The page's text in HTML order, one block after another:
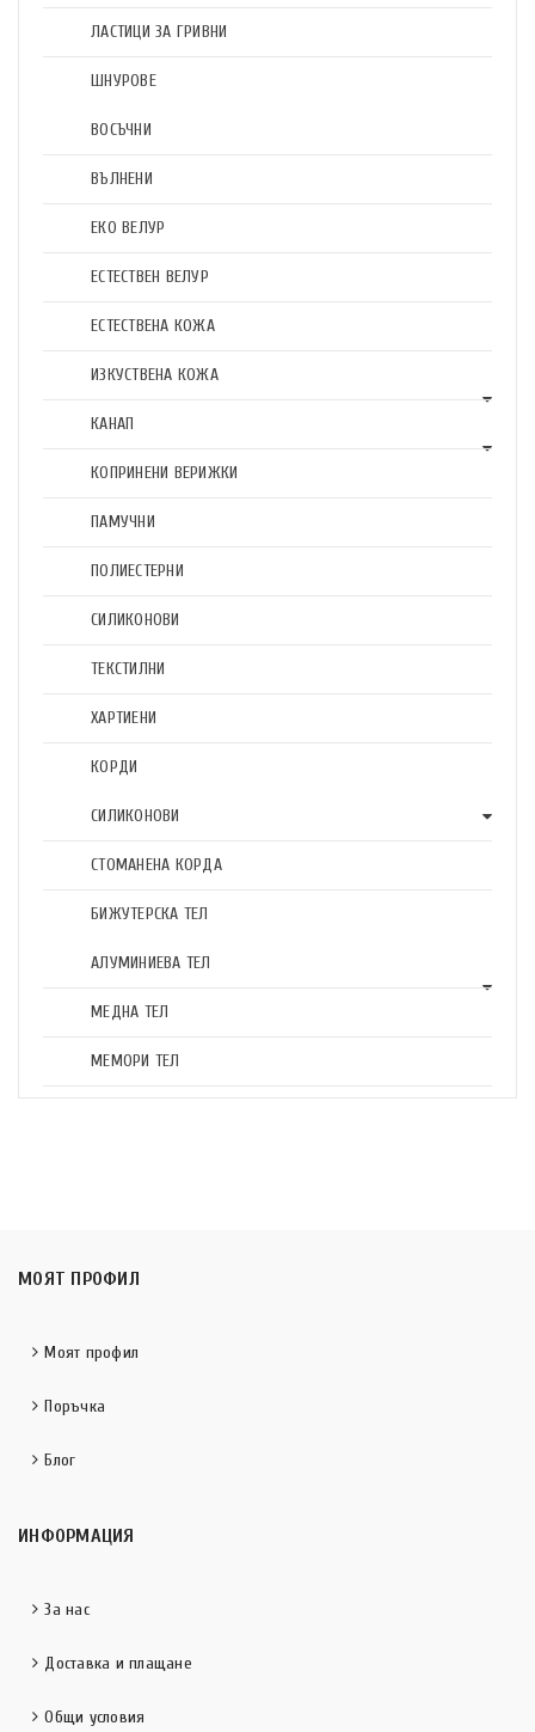
ЛАСТИЦИ ЗА ГРИВНИ
ШНУРОВЕ
ВОСЪЧНИ
ВЪЛНЕНИ
ЕКО ВЕЛУР
ЕСТЕСТВЕН ВЕЛУР
ЕСТЕСТВЕНА КОЖА
ИЗКУСТВЕНА КОЖА
КАНАП
КОПРИНЕНИ ВЕРИЖКИ
ПАМУЧНИ
ПОЛИЕСТЕРНИ
СИЛИКОНОВИ
ТЕКСТИЛНИ
ХАРТИЕНИ
КОРДИ
СИЛИКОНОВИ
СТОМАНЕНА КОРДА
БИЖУТЕРСКА ТЕЛ
АЛУМИНИЕВА ТЕЛ
МЕДНА ТЕЛ
МЕМОРИ ТЕЛ
МОЯТ ПРОФИЛ
Моят профил
Поръчка
Блог
ИНФОРМАЦИЯ
За нас
Доставка и плащане
Общи условия